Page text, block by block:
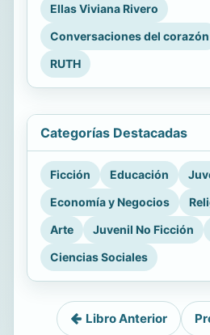
Ellas Viviana Rivero
Conversaciones del corazón
RUTH
Categorías Destacadas
Ficción Educación
Economía y Negocios
Arte
Juvenil No Ficción
Ciencias Sociales
Libro Anterior